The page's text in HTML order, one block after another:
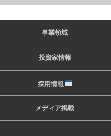
事業領域
投資家情報
採用情報
メディア掲載